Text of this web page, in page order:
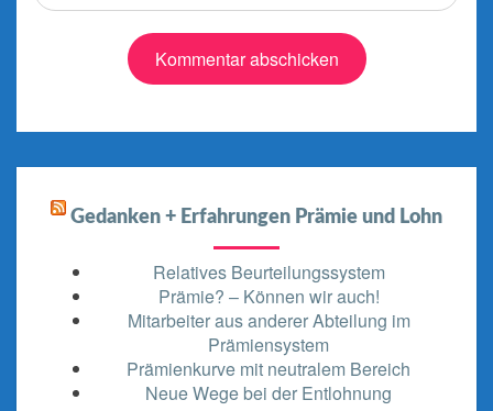
Gedanken + Erfahrungen Prämie und Lohn
Relatives Beurteilungssystem
Prämie? – Können wir auch!
Mitarbeiter aus anderer Abteilung im
Prämiensystem
Prämienkurve mit neutralem Bereich
Neue Wege bei der Entlohnung